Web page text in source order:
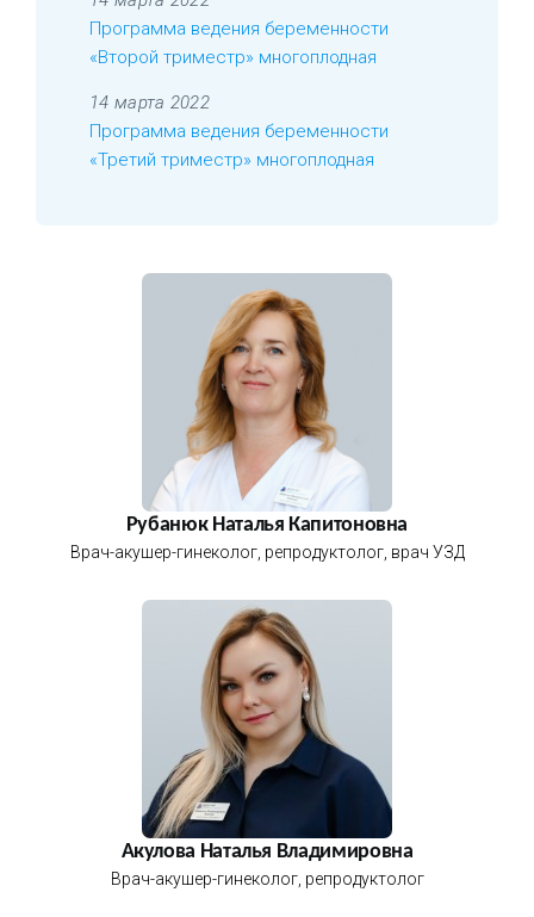
Программа ведения беременности
«Второй триместр» многоплодная
14 марта 2022
Программа ведения беременности
«Третий триместр» многоплодная
Рубанюк Наталья Капитоновна
Врач-акушер-гинеколог, репродуктолог, врач УЗД
Акулова Наталья Владимировна
Врач-акушер-гинеколог, репродуктолог